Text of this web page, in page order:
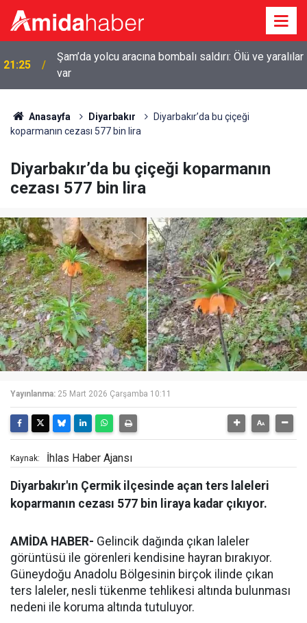
20:44 Diyarbakır’da sulama kanalına giren genç boğuldu
Anasayfa Diyarbakır
Diyarbakır’da bu çiçeği
koparmanın cezası 577 bin lira
Diyarbakır’da bu çiçeği koparmanın
cezası 577 bin lira
Yayınlanma: 25 Mart 2026 Çarşamba 10:11
Kaynak: İhlas Haber Ajansı
Diyarbakır'ın Çermik ilçesinde açan ters laleleri
koparmanın cezası 577 bin liraya kadar çıkıyor.
AMİDA HABER- Gelincik dağında çıkan laleler
görüntüsü ile görenleri kendisine hayran bırakıyor.
Güneydoğu Anadolu Bölgesinin birçok ilinde çıkan
ters laleler, nesli tükenme tehlikesi altında bulunması
nedeni ile koruma altında tutuluyor.